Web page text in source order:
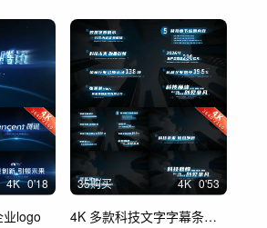
4K 0'18
logo
35购买 4K 0'53
4K 多款科技文字字幕条人名条数据字幕